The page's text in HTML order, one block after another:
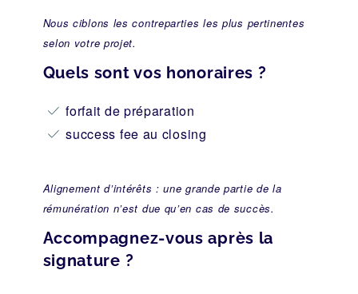
Nous ciblons les contreparties les plus pertinentes
selon votre projet.
Quels sont vos honoraires ?
forfait de préparation
success fee au closing
Alignement d’intérêts : une grande partie de la
rémunération n’est due qu’en cas de succès.
Accompagnez-vous après la
signature ?